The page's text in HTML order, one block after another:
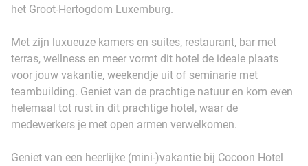
het Groot-Hertogdom Luxemburg.
Met zijn luxueuze kamers en suites, restaurant, bar met
terras, wellness en meer vormt dit hotel de ideale plaats
voor jouw vakantie, weekendje uit of seminarie met
teambuilding. Geniet van de prachtige natuur en kom even
helemaal tot rust in dit prachtige hotel, waar de
medewerkers je met open armen verwelkomen.
Geniet van een heerlijke (mini-)vakantie bij Cocoon Hotel